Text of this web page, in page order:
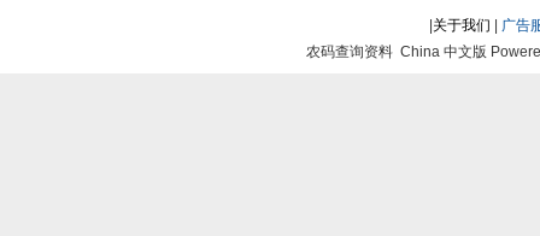
关于我们
广告
农码查询资料 China 中文版